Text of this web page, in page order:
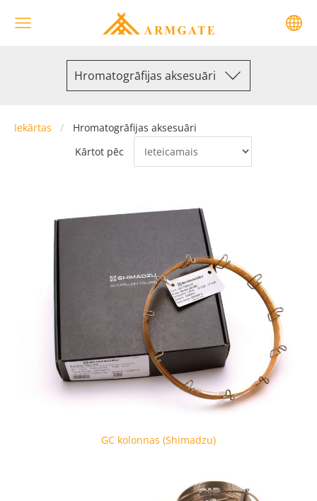
Hromatogrāfijas aksesuāri
Iekārtas
Hromatogrāfijas aksesuāri
Kārtot pēc
GC kolonnas (Shimadzu)